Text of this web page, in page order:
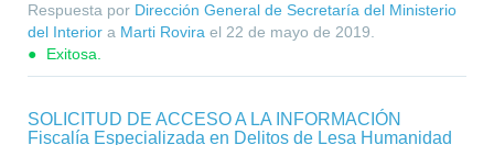
Respuesta por Dirección General de Secretaría del Ministerio
del Interior a Marti Rovira el 22 de mayo de 2019
Exitosa.
SOLICITUD DE ACCESO A LA INFORMACIÓN
Fiscalía Especializada en Delitos de Lesa Humanidad